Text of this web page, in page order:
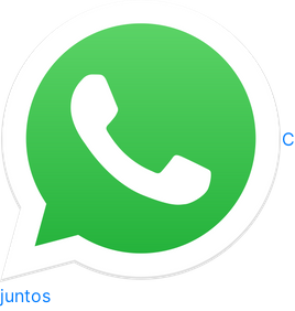
juntos